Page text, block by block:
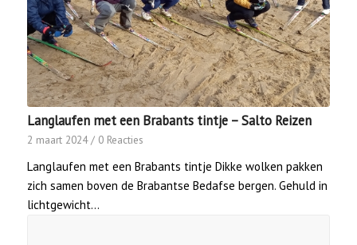
Langlaufen met een Brabants tintje – Salto Reizen
2 maart 2024 / 0 Reacties
Langlaufen met een Brabants tintje Dikke wolken pakken
zich samen boven de Brabantse Bedafse bergen. Gehuld in
lichtgewicht…